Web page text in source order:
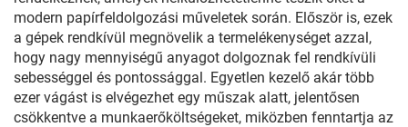
modern papírfeldolgozási műveletek során. Először is, ezek
a gépek rendkívül megnövelik a termelékenységet azzal,
hogy nagy mennyiségű anyagot dolgoznak fel rendkívüli
sebességgel és pontossággal. Egyetlen kezelő akár több
ezer vágást is elvégezhet egy műszak alatt, jelentősen
csökkentve a munkaerőköltségeket, miközben fenntartja az